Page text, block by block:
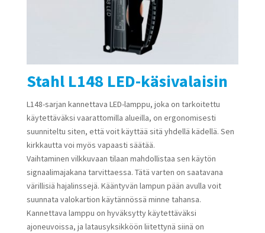
Stahl L148 LED-käsivalaisin
L148-sarjan kannettava LED-lamppu, joka on tarkoitettu
käytettäväksi vaarattomilla alueilla, on ergonomisesti
suunniteltu siten, että voit käyttää sitä yhdellä kädellä. Sen
kirkkautta voi myös vapaasti säätää.
Vaihtaminen vilkkuvaan tilaan mahdollistaa sen käytön
signaalimajakana tarvittaessa. Tätä varten on saatavana
värillisiä hajalinssejä. Kääntyvän lampun pään avulla voit
suunnata valokartion käytännössä minne tahansa.
Kannettava lamppu on hyväksytty käytettäväksi
ajoneuvoissa, ja latausyksikköön liitettynä siinä on